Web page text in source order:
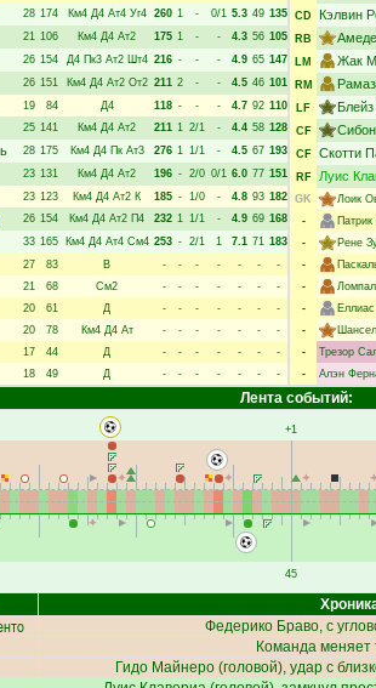
28 174 Км4 Д4 Ат4 Уг4 260 1 - 0/1 5.3 49 135
21 106 Км4 Д4 Ат2 175 1 - - 4.3 56 105
26 154 Д4 Пк3 Ат2 Шт4 216 - - - 4.9 65 147
26 151 Км4 Д4 Ат2 От2 211 2 - - 4.5 46 101
19 84 Д4 118 - - - 4.7 92 110
25 141 Км4 Д4 Ат2 211 1 2/1 - 4.4 58 128
28 175 Км4 Д4 Пк Ат3 276 1 1/1 - 4.5 67 193
23 131 Км4 Д4 Ат2 196 - 2/0 0/1 6.0 77 151
23 123 Км4 Д4 Ат2 К 185 - 1/0 - 4.8 93 182
26 154 Км4 Д4 Ат2 П4 232 1 1/1 - 4.9 69 168
33 165 Км4 Д4 Ат4 См4 253 - 2/1 1 7.1 71 183
27 83 В - - - - - -
-
21 68 См2 - - - - - -
-
20 61 Д - - - - - -
-
20 78 Км4 Д4 Ат - - - - - -
-
17 44 Д - - - - - -
-
18 49 Д - - - - - - -
CD
Кэлвин
RB
LM
Жак
RM
LF
CF
CF
Скотти
RF
Луис
GK
Лоик
-
Патрик
-
Рене
-
-
-
-
-
Трезор
-
Алэн
Лента событий:
+1
45
Федерико Браво, с
Команда меняет
Гидо Майнеро (головой), удар с